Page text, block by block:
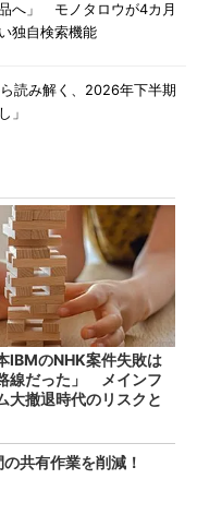
へ」 モノタロウが4カ月
独自検索機能
読み解く、2026年下半期
」
IBMのNHK案件失敗は
線だった」 メインフ
大撤退時代のリスクと
共有作業を削減！